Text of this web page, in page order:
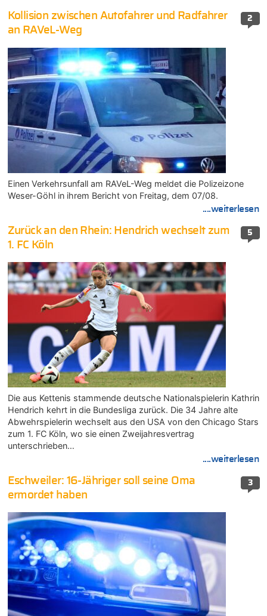
2
Kollision zwischen Autofahrer und Radfahrer
an RAVeL-Weg
Einen Verkehrsunfall am RAVeL-Weg meldet die Polizeizone
Weser-Göhl in ihrem Bericht von Freitag, dem 07/08.
....weiterlesen
5
Zurück an den Rhein: Hendrich wechselt zum
1. FC Köln
Die aus Kettenis stammende deutsche Nationalspielerin Kathrin
Hendrich kehrt in die Bundesliga zurück. Die 34 Jahre alte
Abwehrspielerin wechselt aus den USA von den Chicago Stars
zum 1. FC Köln, wo sie einen Zweijahresvertrag
unterschrieben…
....weiterlesen
3
Eschweiler: 16-Jähriger soll seine Oma
ermordet haben